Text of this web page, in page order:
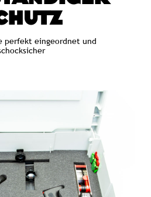
perfekt eingeordnet und